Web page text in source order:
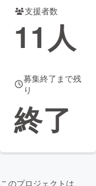
支援者数
11 人
募集終了まで残
り
終了
このプロジェクトは、